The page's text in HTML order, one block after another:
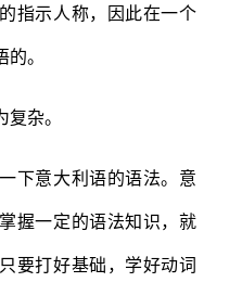
指示人称，因此在一个
。
杂。
意大利语的语法。意
握一定的语法知识，就
要打好基础，学好动词